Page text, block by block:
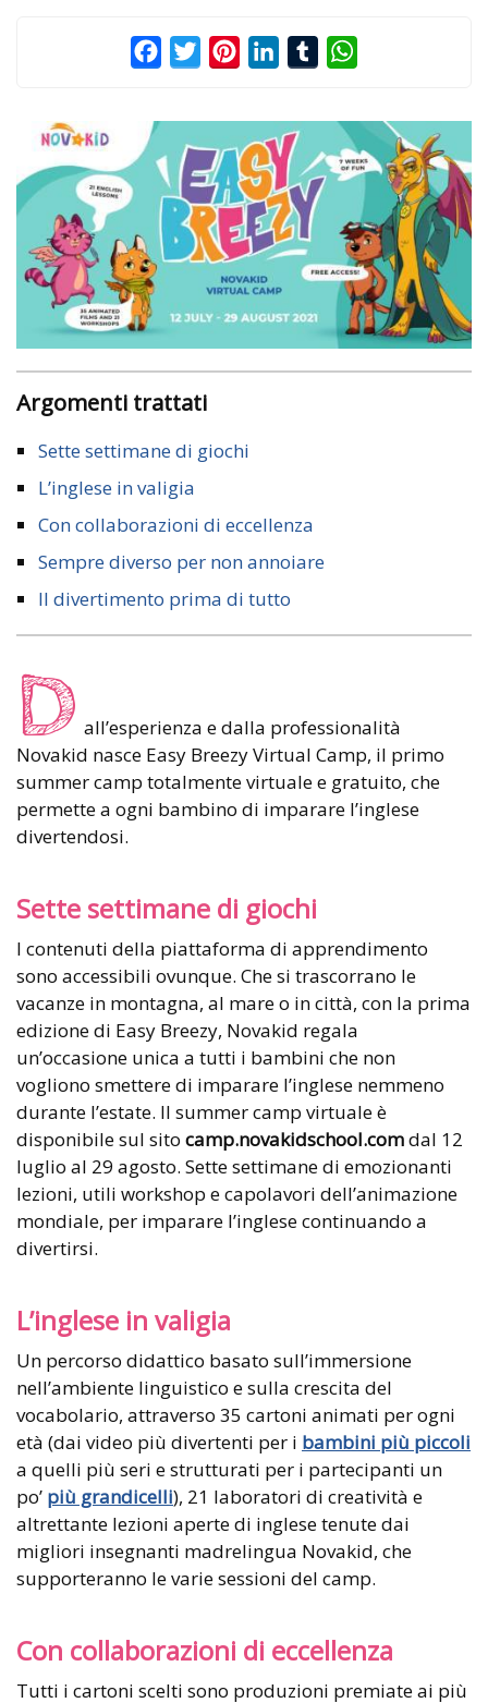
FacebookTwitterPinterestLinkedInTumblr
Argomenti trattati
Sette settimane di giochi
L’inglese in valigia
Con collaborazioni di eccellenza
Sempre diverso per non annoiare
Il divertimento prima di tutto
D all’esperienza e dalla professionalità
Novakid nasce Easy Breezy Virtual Camp, il primo
summer camp totalmente virtuale e gratuito, che
permette a ogni bambino di imparare l’inglese
divertendosi.
Sette settimane di giochi
I contenuti della piattaforma di apprendimento
sono accessibili ovunque. Che si trascorrano le
vacanze in montagna, al mare o in città, con la prima
edizione di Easy Breezy, Novakid regala
un’occasione unica a tutti i bambini che non
vogliono smettere di imparare l’inglese nemmeno
durante l’estate. Il summer camp virtuale è
disponibile sul sito camp.novakidschool.comdal 12
luglio al 29 agosto. Sette settimane di emozionanti
lezioni, utili workshop e capolavori dell’animazione
mondiale, per imparare l’inglese continuando a
divertirsi.
L’inglese in valigia
Un percorso didattico basato sull’immersione
nell’ambiente linguistico e sulla crescita del
vocabolario, attraverso 35 cartoni animati per ogni
età (dai video più divertenti per i bambini più piccoli
a quelli più seri e strutturati per i partecipanti un
po’ più grandicelli), 21 laboratori di creatività e
altrettante lezioni aperte di inglese tenute dai
migliori insegnanti madrelingua Novakid, che
supporteranno le varie sessioni del camp.
Con collaborazioni di eccellenza
Tutti i cartoni scelti sono produzioni premiate ai più